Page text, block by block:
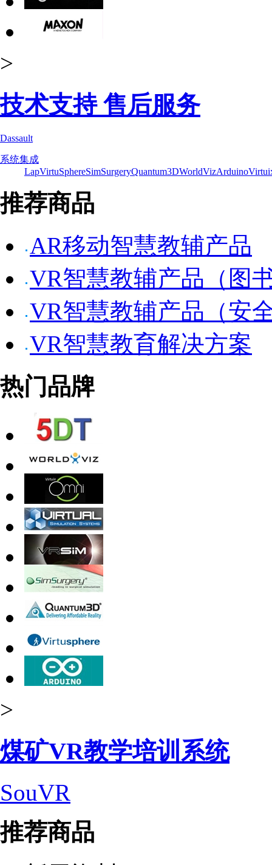
>
技术支持 售后服务
Dassault
系统集成
LapVirtuSphereSimSurgeryQuantum3DWorldVizArduino
推荐商品
AR移动智慧教辅产品
VR智慧教辅产品（图
VR智慧教辅产品（安
VR智慧教育解决方案
热门品牌
>
煤矿VR教学培训系统
SouVR
推荐商品